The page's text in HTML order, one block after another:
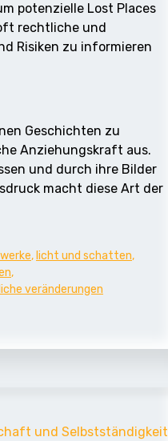
potenzielle Lost Places
rechtliche und
Risiken zu informieren
Geschichten zu
Anziehungskraft aus.
und durch ihre Bilder
macht diese Art der
, licht und schatten,
,
veränderungen
und Selbstständigkeit